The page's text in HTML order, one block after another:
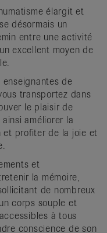
élargit et
désormais un
entre une activité
excellent moyen de
de
transportez dans
le plaisir de
améliorer la
et profiter de la joie et
et
la mémoire,
de nombreux
corps souple et
à tous
conscience de son